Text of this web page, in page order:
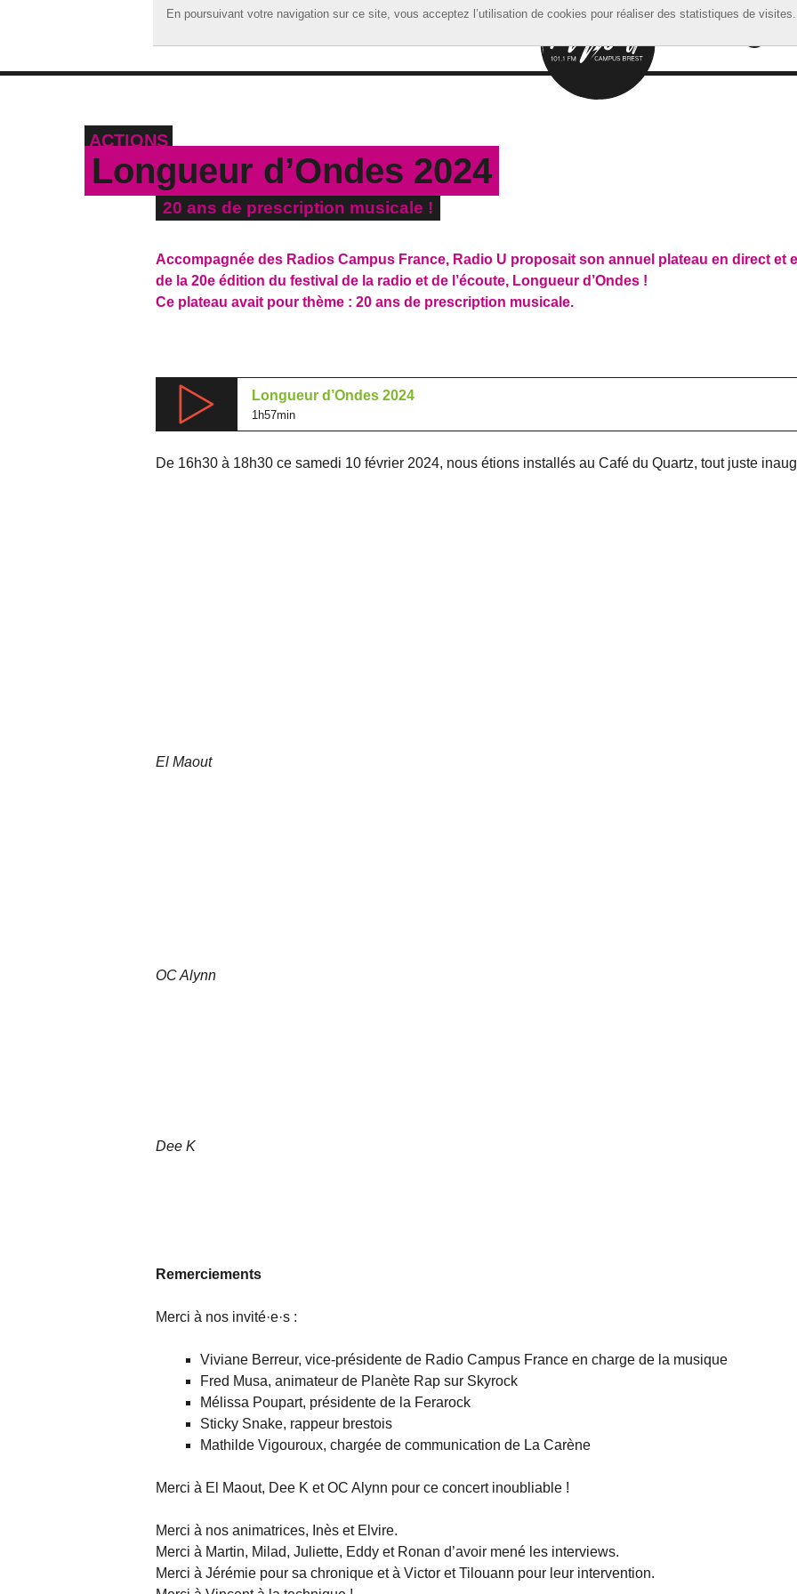
En poursuivant votre navigation sur ce site, vous acceptez l’utilisation de cookies pour réaliser des statistiques de visites.
En poursuivant votre navigation sur ce site, vous acceptez l’utilisation de cookies pour réaliser des statistiques de visites.
ACCUEIL
ACTIONS
Longueur d’Ondes 2024
20 ans de prescription musicale !
Accompagnée des Radios Campus France, Radio U proposait son annuel plateau en direct et
de la 20e édition du festival de la radio et de l’écoute, Longueur d’Ondes !
Ce plateau avait pour thème : 20 ans de prescription musicale.
Longueur d’Ondes 2024
1h57min
De 16h30 à 18h30 ce samedi 10 février 2024, nous étions installés au Café du Quartz, tout juste
El Maout
OC Alynn
Dee K
Remerciements
Merci à nos invité·e·s :
Viviane Berreur, vice-présidente de Radio Campus France en charge de la musique
Fred Musa, animateur de Planète Rap sur Skyrock
Mélissa Poupart, présidente de la Ferarock
Sticky Snake, rappeur brestois
Mathilde Vigouroux, chargée de communication de La Carène
Merci à El Maout, Dee K et OC Alynn pour ce concert inoubliable !
Merci à nos animatrices, Inès et Elvire.
Merci à Martin, Milad, Juliette, Eddy et Ronan d’avoir mené les interviews.
Merci à Jérémie pour sa chronique et à Victor et Tilouann pour leur intervention.